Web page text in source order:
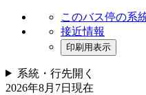
このバス停の系
接近情報
印刷用表示
系統・行先開く
2026年8月7日 現在